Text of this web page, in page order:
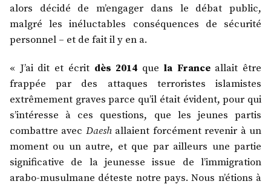
alors décidé de m’engager dans le débat public,
malgré les inéluctables conséquences de sécurité
personnel – et de fait il y en a.
« J’ai dit et écrit dès 2014 que la Franceallait être
frappée par des attaques terroristes islamistes
extrêmement graves parce qu’il était évident, pour qui
s’intéresse à ces questions, que les jeunes partis
combattre avec Daeshallaient forcément revenir à un
moment ou un autre, et que par ailleurs une partie
significative de la jeunesse issue de l’immigration
arabo-musulmane déteste notre pays. Nous n’étions à